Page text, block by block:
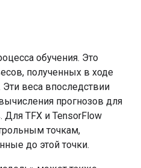
обучения. Это
полученных в ходе
Эти веса впоследствии
прогнозов для
TFX и TensorFlow
точкам,
до этой точки.